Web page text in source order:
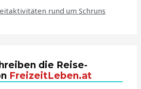
rund um Schruns
die Reise-
FreizeitLeben.at